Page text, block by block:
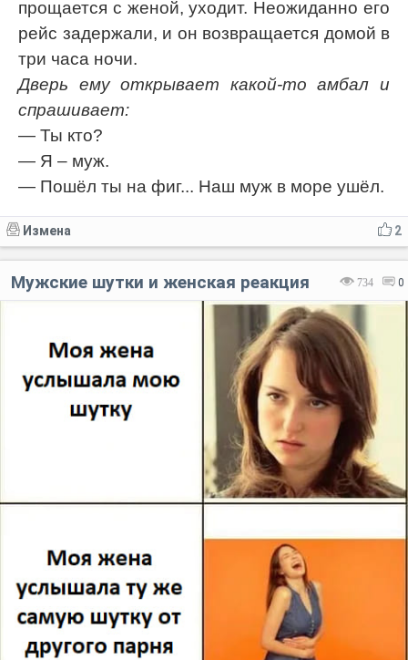
прощается с женой, уходит. Неожиданно его
рейс задержали, и он возвращается домой в
три часа ночи.
Дверь ему открывает какой-то амбал и
спрашивает:
— Ты кто?
— Я – муж.
— Пошёл ты на фиг... Наш муж в море ушёл.
2
Измена
734 0
Мужские шутки и женская реакция